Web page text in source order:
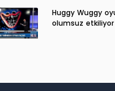
Huggy Wuggy
olumsuz etkiliyor